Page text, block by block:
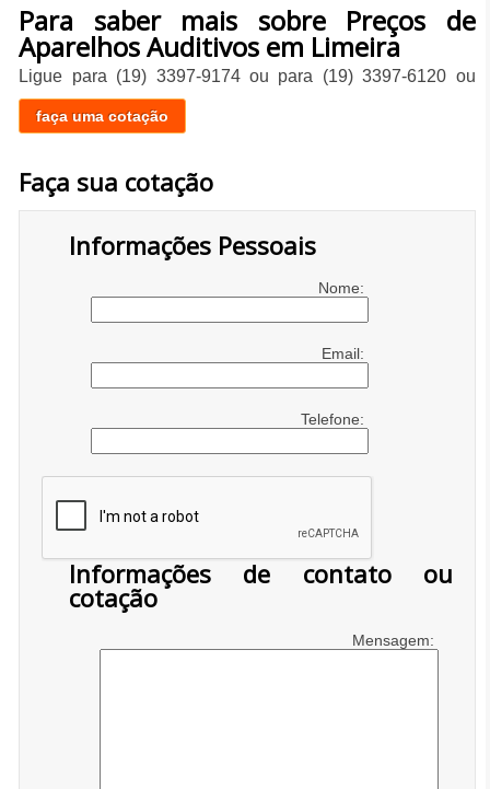
Para saber mais sobre Preços de
Aparelhos Auditivos em Limeira
Ligue para (19) 3397-9174ou para (19) 3397-6120 ou
faça uma cotação
Faça sua cotação
Informações Pessoais
Nome:
Email:
Telefone:
Informações de contato ou
cotação
Mensagem: